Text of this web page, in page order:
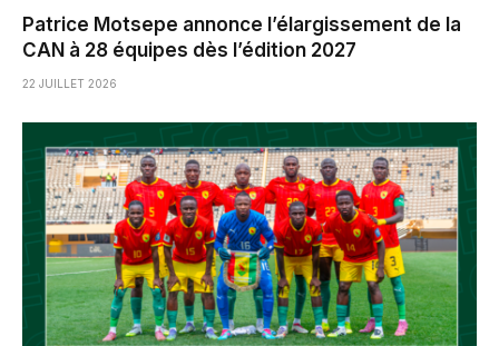
Patrice Motsepe annonce l’élargissement de la
CAN à 28 équipes dès l’édition 2027
22 JUILLET 2026